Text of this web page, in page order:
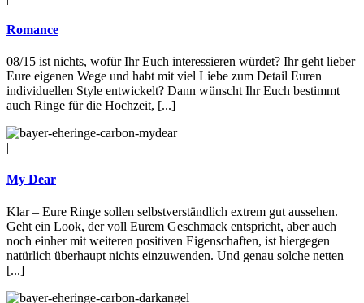
Romance
08/15 ist nichts, wofür Ihr Euch interessieren würdet? Ihr geht lieber
Eure eigenen Wege und habt mit viel Liebe zum Detail Euren
individuellen Style entwickelt? Dann wünscht Ihr Euch bestimmt
auch Ringe für die Hochzeit, [...]
|
My Dear
Klar – Eure Ringe sollen selbstverständlich extrem gut aussehen.
Geht ein Look, der voll Eurem Geschmack entspricht, aber auch
noch einher mit weiteren positiven Eigenschaften, ist hiergegen
natürlich überhaupt nichts einzuwenden. Und genau solche netten
[...]